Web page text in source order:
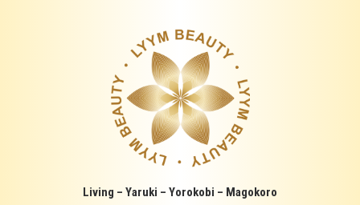
Living – Yaruki – Yorokobi – Magokoro